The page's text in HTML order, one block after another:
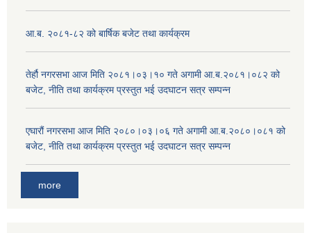
आ.ब. २०८१-८२ को बार्षिक बजेट तथा कार्यक्रम
तेर्हौ नगरसभा आज मिति २०८१।०३।१० गते अगामी आ.ब.२०८१।०८२ को
बजेट, नीति तथा कार्यक्रम प्रस्तुत भई उदघाटन सत्र सम्पन्न
एघारौं नगरसभा आज मिति २०८०।०३।०६ गते अगामी आ.ब.२०८०।०८१ को
बजेट, नीति तथा कार्यक्रम प्रस्तुत भई उदघाटन सत्र सम्पन्न
more